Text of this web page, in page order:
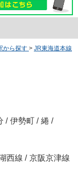
から探す > JR東海道本線
/ 伊勢町 / 綣 /
西線 / 京阪京津線